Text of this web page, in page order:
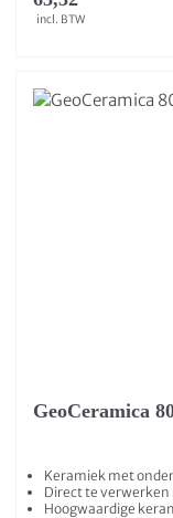
incl. BTW
GeoCeramica
Keramiek met
Direct te verwerken
Hoogwaardige